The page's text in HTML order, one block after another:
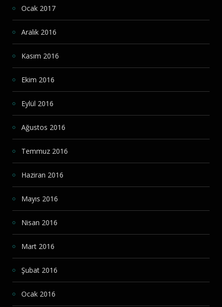
Ocak 2017
Aralık 2016
Kasım 2016
Ekim 2016
Eylül 2016
Ağustos 2016
Temmuz 2016
Haziran 2016
Mayıs 2016
Nisan 2016
Mart 2016
Şubat 2016
Ocak 2016